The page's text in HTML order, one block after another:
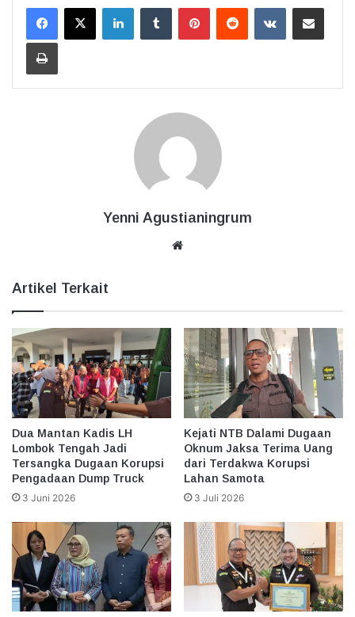
LinkedInTumblr PinterestReddit VKontakteBagikan Lewat Email
Cetak
Yenni Agustianingrum
Artikel Terkait
Dua Mantan Kadis LH
Lombok Tengah Jadi
Tersangka Dugaan Korupsi
Pengadaan Dump Truck
3 Juni 2026
Kejati NTB Dalami Dugaan
Oknum Jaksa Terima Uang
dari Terdakwa Korupsi
Lahan Samota
3 Juli 2026